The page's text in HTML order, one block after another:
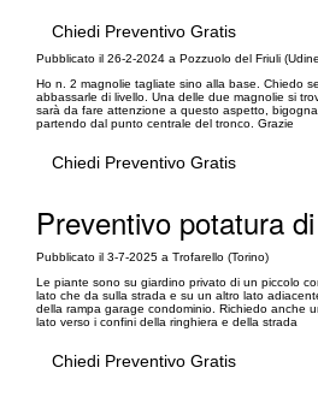
Chiedi Preventivo Gratis
Pubblicato il 26-2-2024 a Pozzuolo del Friuli
Ho n. 2 magnolie tagliate sino alla base. Chiedo
abbassarle di livello. Una delle due magnolie si
sarà da fare attenzione a questo aspetto,
partendo dal punto centrale del tronco. Grazie
Chiedi Preventivo Gratis
Preventivo potatura
Pubblicato il 3-7-2025 a Trofarello (Torino)
Le piante sono su giardino privato di un piccolo
lato che da sulla strada e su un altro lato
della rampa garage condominio. Richiedo anche
lato verso i confini della ringhiera e della strada
Chiedi Preventivo Gratis